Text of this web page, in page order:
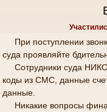
При поступлении
суда проявляйте
Сотрудники суда
коды из СМС, данные
данные.
Никакие вопросы